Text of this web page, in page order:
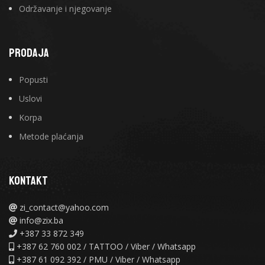
Održavanje i njegovanje
PRODAJA
Popusti
Uslovi
Korpa
Metode plaćanja
KONTAKT
zi_contact@yahoo.com
info@zix.ba
+387 33 872 349
+387 62 760 002 / TATTOO / Viber / Whatsapp
+387 61 092 392 / PMU / Viber / Whatsapp